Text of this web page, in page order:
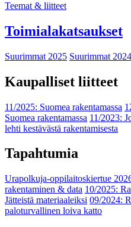
Teemat & liitteet
Toimialakatsaukset
Suurimmat 2025 Suurimmat 2024
Kaupalliset liitteet
11/2025: Suomea rakentamassa
Suomea rakentamassa 11/2023:
lehti kestävästä rakentamisesta
Tapahtumia
Urapolkuja-oppilaitoskiertue
rakentaminen & data 10/2025:
Jätteistä materiaaleiksi 09/2024:
paloturvallinen loiva katto